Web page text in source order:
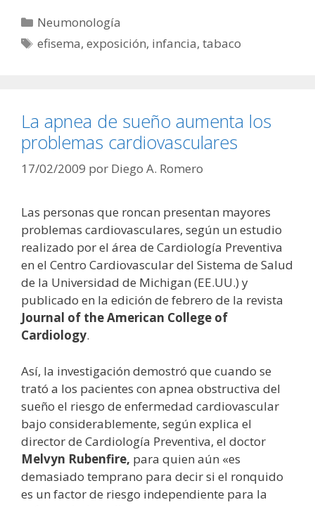
Categorías
Neumonología
Etiquetas
efisema,exposición, infancia,tabaco
La apnea de sueño aumenta los
problemas cardiovasculares
17/02/2009 por Diego A. Romero
Las personas que roncan presentan mayores
problemas cardiovasculares, según un estudio
realizado por el área de Cardiología Preventiva
en el Centro Cardiovascular del Sistema de Salud
de la Universidad de Michigan (EE.UU.) y
publicado en la edición de febrero de la revista
Journal of the American College of
Cardiology.
Así, la investigación demostró que cuando se
trató a los pacientes con apnea obstructiva del
sueño el riesgo de enfermedad cardiovascular
bajo considerablemente, según explica el
director de Cardiología Preventiva, el doctor
Melvyn Rubenfire, para quien aún «es
demasiado temprano para decir si el ronquido
es un factor de riesgo independiente para la